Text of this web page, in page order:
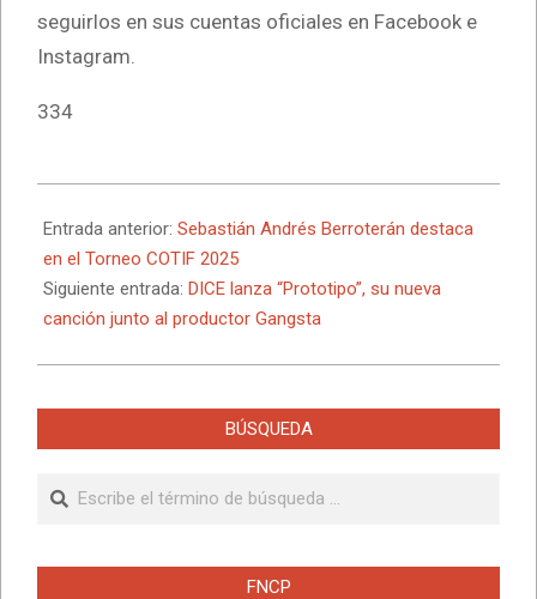
seguirlos en sus cuentas oficiales en Facebook e
Instagram.
334
07-
27
Entrada anterior: Sebastián Andrés Berroterán destaca
en el Torneo COTIF 2025
Siguiente entrada: DICE lanza “Prototipo”, su nueva
canción junto al productor Gangsta
BÚSQUEDA
Buscar
FNCP